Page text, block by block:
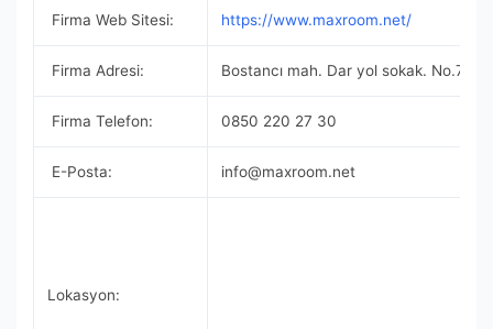
Firma Web Sitesi: https://www.maxroom.net/
Firma Adresi: Bostancı mah. Dar yol sokak. No.7
Firma Telefon: 0850 220 27 30
E-Posta: info@maxroom.net
Lokasyon: